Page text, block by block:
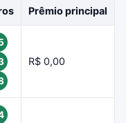
Prêmio principal
R$ 0,00